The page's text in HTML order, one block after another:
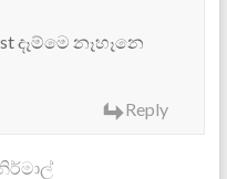
දෑම්මෙ නෑහෑනෙ
Reply